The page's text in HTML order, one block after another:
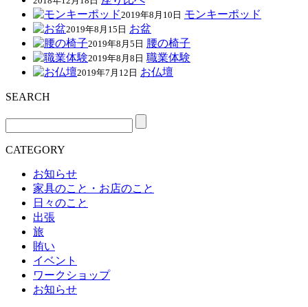
2019年8月10日 モンキーポッド
2019年8月15日 お盆
2019年8月5日 腰の椅子
2019年8月8日 職業体験
2019年7月12日 お仏壇
SEARCH
CATEGORY
お知らせ
家具のこと・お店のこと
日々のこと
出張
旅
賄い
イベント
ワークショップ
お知らせ